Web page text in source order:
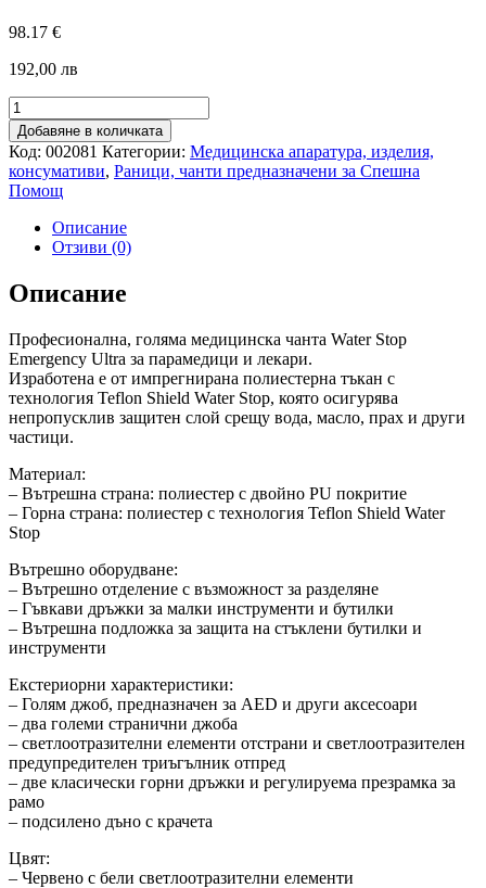
98.17 €
192,00 лв
количество
за
Чанта
Water
Stop
Emergency
Ultra
Добавяне в количката
Код: 002081 Категории: Медицинска апаратура, изделия,
консумативи, Раници, чанти предназначени за Спешна
Помощ
Описание
Отзиви (0)
Описание
Професионална, голяма медицинска чанта Water Stop
Emergency Ultra за парамедици и лекари.
Изработена е от импрегнирана полиестерна тъкан с
технология Teflon Shield Water Stop, която осигурява
непропусклив защитен слой срещу вода, масло, прах и други
частици.
Материал:
– Вътрешна страна: полиестер с двойно PU покритие
– Горна страна: полиестер с технология Teflon Shield Water
Stop
Вътрешно оборудване:
– Вътрешно отделение с възможност за разделяне
– Гъвкави дръжки за малки инструменти и бутилки
– Вътрешна подложка за защита на стъклени бутилки и
инструменти
Екстериорни характеристики:
– Голям джоб, предназначен за AED и други аксесоари
– два големи странични джоба
– светлоотразителни елементи отстрани и светлоотразителен
предупредителен триъгълник отпред
– две класически горни дръжки и регулируема презрамка за
рамо
– подсилено дъно с крачета
Цвят:
– Червено с бели светлоотразителни елементи